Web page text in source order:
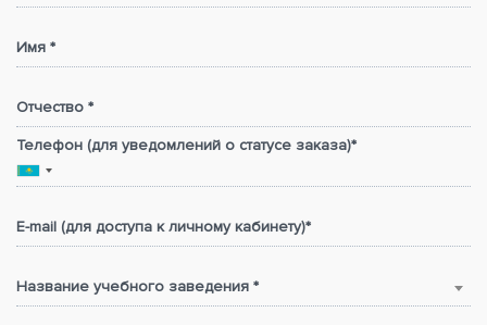
Имя *
Отчество *
Телефон (для уведомлений о статусе заказа)*
E-mail (для доступа к личному кабинету)*
Название учебного заведения *